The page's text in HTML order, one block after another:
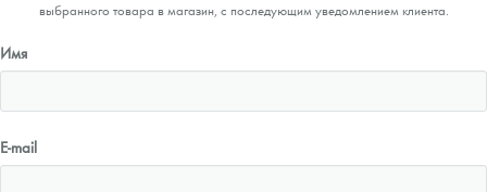
выбранного товара в магазин, с последующим уведомлением клиента.
Имя
E-mail